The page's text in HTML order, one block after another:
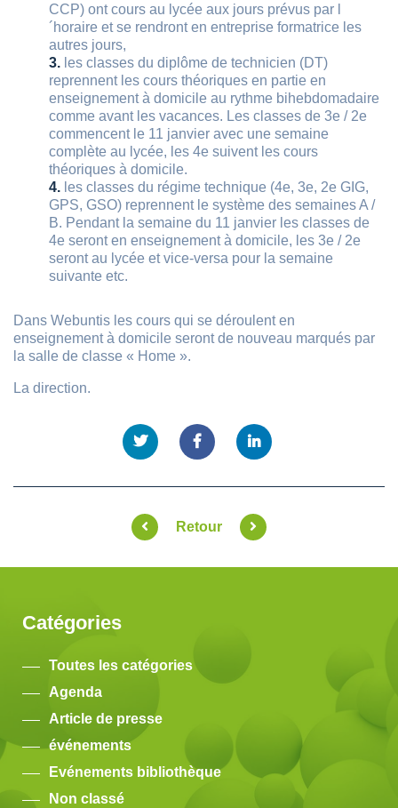
CCP) ont cours au lycée aux jours prévus par l
´horaire et se rendront en entreprise formatrice les
autres jours,
les classes du diplôme de technicien (DT)
reprennent les cours théoriques en partie en
enseignement à domicile au rythme bihebdomadaire
comme avant les vacances. Les classes de 3e / 2e
commencent le 11 janvier avec une semaine
complète au lycée, les 4e suivent les cours
théoriques à domicile.
les classes du régime technique (4e, 3e, 2e GIG,
GPS, GSO) reprennent le système des semaines A /
B. Pendant la semaine du 11 janvier les classes de
4e seront en enseignement à domicile, les 3e / 2e
seront au lycée et vice-versa pour la semaine
suivante etc.
Dans Webuntis les cours qui se déroulent en
enseignement à domicile seront de nouveau marqués par
la salle de classe « Home ».
La direction.
Retour
Catégories
Toutes les catégories
Agenda
Article de presse
événements
Evénements bibliothèque
Non classé